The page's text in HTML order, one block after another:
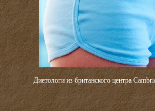
Диетологи из британского центра